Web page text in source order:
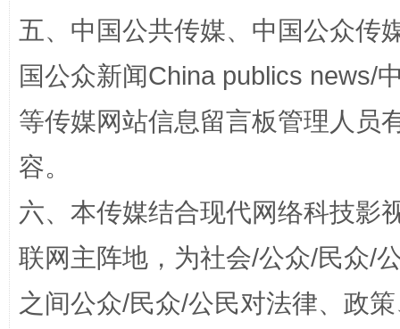
五、中国公共传媒、中国公众传
国公众新闻China publics news/
等传媒网站信息留言板管理人员
容。
六、本传媒结合现代网络科技影
联网主阵地，为社会/公众/民众/
之间公众/民众/公民对法律、政